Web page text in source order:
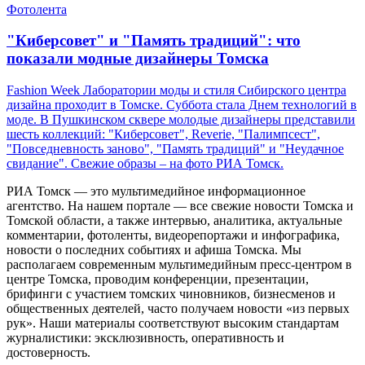
Фотолента
"Киберсовет" и "Память традиций": что
показали модные дизайнеры Томска
Fashion Week Лаборатории моды и стиля Сибирского центра
дизайна проходит в Томске. Суббота стала Днем технологий в
моде. В Пушкинском сквере молодые дизайнеры представили
шесть коллекций: "Киберсовет", Reverie, "Палимпсест",
"Повседневность заново", "Память традиций" и "Неудачное
свидание". Свежие образы – на фото РИА Томск.
РИА Томск — это мультимедийное информационное
агентство. На нашем портале — все свежие новости Томска и
Томской области, а также интервью, аналитика, актуальные
комментарии, фотоленты, видеорепортажи и инфографика,
новости о последних событиях и афиша Томска. Мы
располагаем современным мультимедийным пресс-центром в
центре Томска, проводим конференции, презентации,
брифинги с участием томских чиновников, бизнесменов и
общественных деятелей, часто получаем новости «из первых
рук». Наши материалы соответствуют высоким стандартам
журналистики: эксклюзивность, оперативность и
достоверность.